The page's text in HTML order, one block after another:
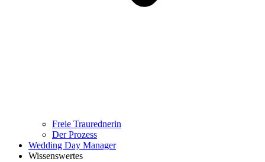
Freie Traurednerin
Der Prozess
Wedding Day Manager
Wissenswertes